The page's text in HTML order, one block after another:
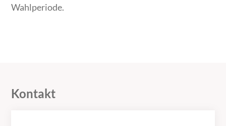
Wahlperiode.
Kontakt